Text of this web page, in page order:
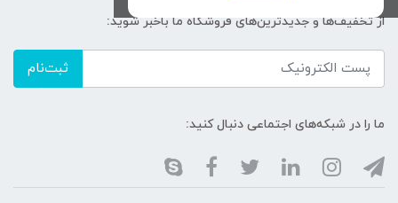
از تخفیف‌ها و جدیدترین‌های فروشگاه ما باخبر شوید:
ثبت‌نام
ما را در شبکه‌های اجتماعی دنبال کنید: